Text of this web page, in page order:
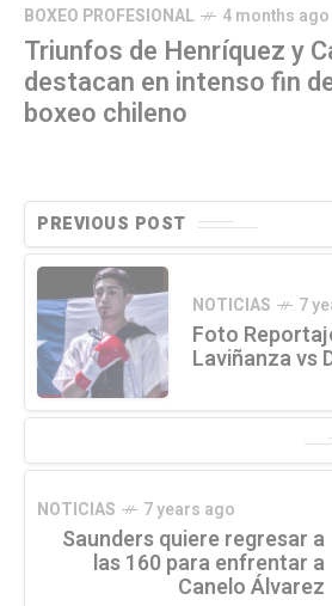
BOXEO PROFESIONAL 4 months ago
Triunfos de Henríquez y
destacan en intenso fin
boxeo chileno
PREVIOUS POST
NOTICIAS 7
Foto
Laviñanza vs
NOTICIAS 7 years ago
Saunders quiere regresar a
las 160 para enfrentar a
Canelo Álvarez